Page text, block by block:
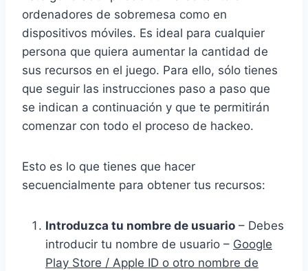
ordenadores de sobremesa como en
dispositivos móviles. Es ideal para cualquier
persona que quiera aumentar la cantidad de
sus recursos en el juego. Para ello, sólo tienes
que seguir las instrucciones paso a paso que
se indican a continuación y que te permitirán
comenzar con todo el proceso de hackeo.
Esto es lo que tienes que hacer
secuencialmente para obtener tus recursos:
Introduzca tu nombre de usuario – Debes
introducir tu nombre de usuario – Google
Play Store / Apple ID o otro nombre de